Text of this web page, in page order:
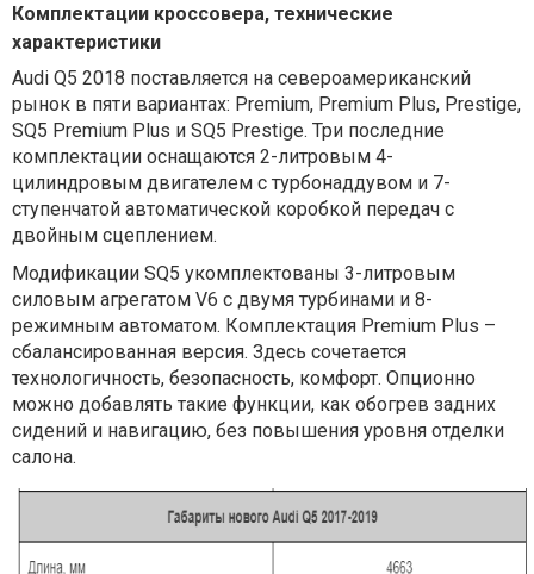
Комплектации кроссовера, технические
характеристики
Audi Q5 2018 поставляется на североамериканский
рынок в пяти вариантах: Premium, Premium Plus, Prestige,
SQ5 Premium Plus и SQ5 Prestige. Три последние
комплектации оснащаются 2-литровым 4-
цилиндровым двигателем с турбонаддувом и 7-
ступенчатой автоматической коробкой передач с
двойным сцеплением.
Модификации SQ5 укомплектованы 3-литровым
силовым агрегатом V6 с двумя турбинами и 8-
режимным ​​автоматом. Комплектация Premium Plus –
сбалансированная версия. Здесь сочетается
технологичность, безопасность, комфорт. Опционно
можно добавлять такие функции, как обогрев задних
сидений и навигацию, без повышения уровня отделки
салона.